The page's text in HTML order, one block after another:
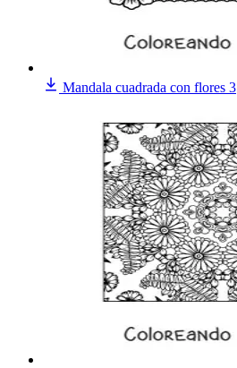
Mandala cuadrada con flores 3